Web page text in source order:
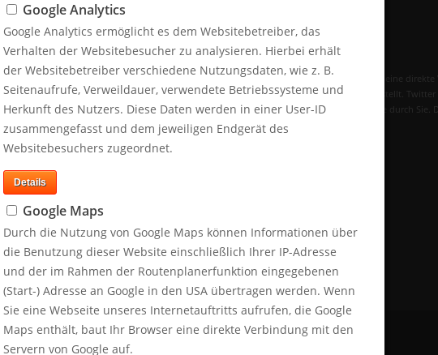
Sartorius eröffnet neues
Kompetenzzentrum für Zell-
und Gentherapie-
Komponenten in Freiburg
in Indien und TriOn & Co in
Singapur auf
23.5.2023
Startschuss für MIROVIA
Inhalte von Twitter anzeigen
Wenn das Social-Media-Element aktiv ist, wird eine direkte
Ihrem Endgerät und dem Twitter-Server hergestellt. Twitter
Informationen über den Besuch dieser Website durch Sie.
unsererDatenschutzerklärung
Impressum Datenschutz Cookies
Google Analytics
Google Analytics ermöglicht es dem Websitebetreiber, das
Verhalten der Websitebesucher zu analysieren. Hierbei erhält
der Websitebetreiber verschiedene Nutzungsdaten, wie z. B.
Seitenaufrufe, Verweildauer, verwendete Betriebssysteme und
Herkunft des Nutzers. Diese Daten werden in einer User-ID
zusammengefasst und dem jeweiligen Endgerät des
Websitebesuchers zugeordnet.
Details
Google Maps
Durch die Nutzung von Google Maps können Informationen über
die Benutzung dieser Website einschließlich Ihrer IP-Adresse
und der im Rahmen der Routenplanerfunktion eingegebenen
(Start-) Adresse an Google in den USA übertragen werden. Wenn
Sie eine Webseite unseres Internetauftritts aufrufen, die Google
Maps enthält, baut Ihr Browser eine direkte Verbindung mit den
Servern von Google auf.